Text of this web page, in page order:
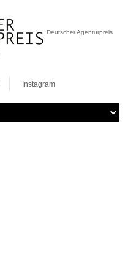
Deutscher Agenturpreis
Instagram